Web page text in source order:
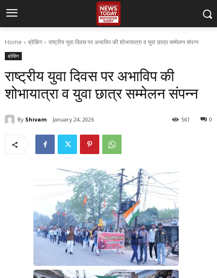
Home ब्रेकिंग राष्ट्रीय युवा दिवस पर अभाविप की शोभायात्रा व युवा छात्र सम्मेलन संपन्न
ब्रेकिंग
राष्ट्रीय युवा दिवस पर अभाविप की
शोभायात्रा व युवा छात्र सम्मेलन संपन्न
By Shivam January 24, 2026 0
561